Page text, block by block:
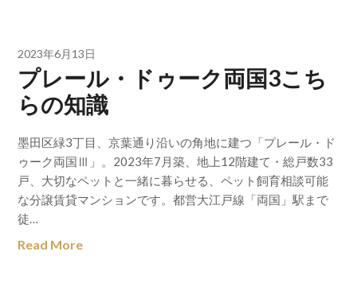
2023年6月13日
プレール・ドゥーク両国3こち
らの知識
墨田区緑3丁目、京葉通り沿いの角地に建つ「プレール・ド
ゥーク両国Ⅲ」。2023年7月築、地上12階建て・総戸数33
戸、大切なペットと一緒に暮らせる、ペット飼育相談可能
な分譲賃貸マンションです。都営大江戸線「両国」駅まで
徒…
Read More